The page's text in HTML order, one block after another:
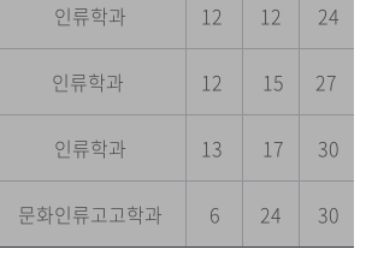
인류학과 12 12 24
인류학과 12 15 27
인류학과 13 17 30
문화인류고고학과 6 24 30